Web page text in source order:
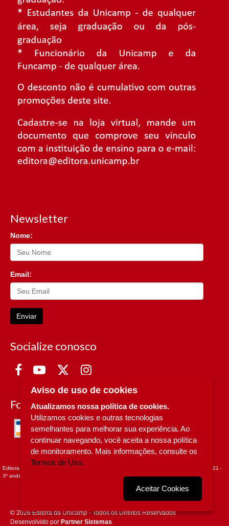
Newsletter
Nome:
Email:
Enviar
Socialize conosco
Formas de Pagamento
Editora da Unicamp - CNPJ n° 49.607.336/0002-97 - Rua Sérgio Buarque de Holanda, 421 -
3º andar - Cidade Universitária - - CAMPINAS - SP
© 2026 Editora da Unicamp - Todos os Direitos Reservados
Desenvolvido por Partner Sistemas
Aviso de uso de cookies
Atualizamos nossa política de cookies.
Utilizamos cookies e outras tecnologias
semelhantes para melhorar sua experiência. Ao
continuar navegando, você aceita a nossa política
de monitoramento. Mais informações, consulte os
Termos de Uso.
Aceitar Cookies